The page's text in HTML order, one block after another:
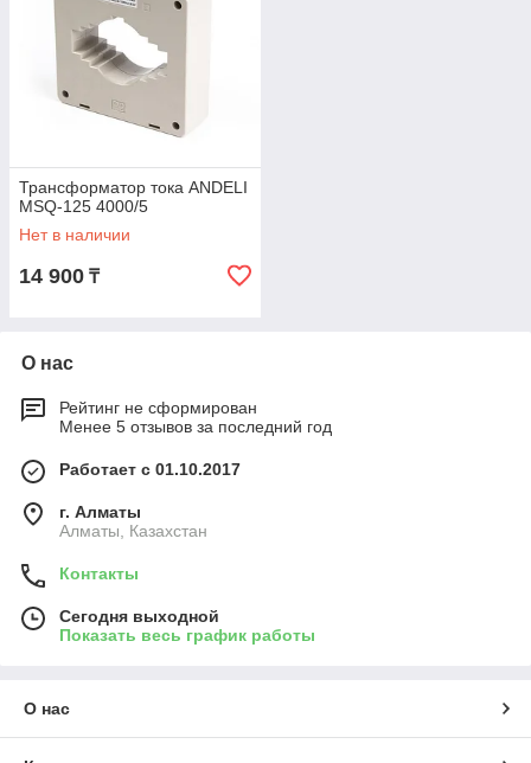
Трансформатор тока ANDELI
MSQ-125 4000/5
Нет в наличии
14 900 ₸
О нас
Рейтинг не сформирован
Менее 5 отзывов за последний год
Работает с 01.10.2017
г. Алматы
Алматы, Казахстан
Контакты
Сегодня выходной
Показать весь график работы
О нас